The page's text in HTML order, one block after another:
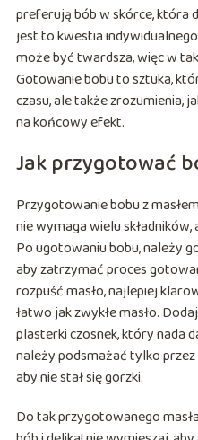
preferują bób w skórce, która
jest to kwestia
może być twardsza, więc w
Gotowanie bobu to sztuka,
czasu, ale także zrozumienia,
na końcowy efekt.
Jak przygotować
Przygotowanie bobu z
nie wymaga wielu
Po ugotowaniu bobu, należy
aby zatrzymać proces
rozpuść masło, najlepiej
łatwo jak zwykłe masło.
plasterki czosnek, który nada
należy podsmażać tylko przez
aby nie stał się gorzki.
Do tak przygotowanego